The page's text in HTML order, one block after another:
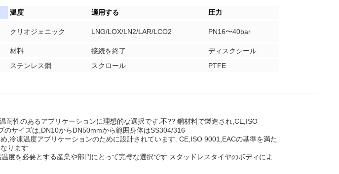
温度 適用する
圧力
クリオジェニック LNG/LOX/LN2/LAR/LCO2 PN16〜40bar
材料 接続を終了
ディスクシール
ステンレス鋼 スクロール PTFE
耐性のあるアプリケーションに理想的な選択です.不?? 鋼材料で製造され,CE,ISO
のサイズは,DN10からDN50mmから範囲身体はSS304/316
,冷凍温度アプリケーションのために設計されています. CE,ISO 9001,EACの基準を満た
ります..
度を必要とする産業や部門にとって完璧な選択です.スタッドレスタイヤのボディによ